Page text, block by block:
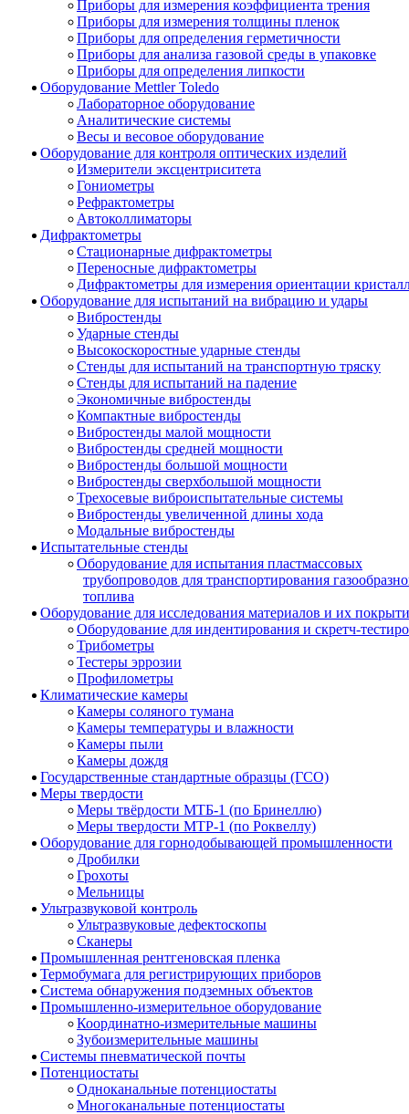
Приборы для измерения коэффициента трения
Приборы для измерения толщины пленок
Приборы для определения герметичности
Приборы для анализа газовой среды в упаковке
Приборы для определения липкости
Оборудование Mettler Toledo
Лабораторное оборудование
Аналитические системы
Весы и весовое оборудование
Оборудование для контроля оптических изделий
Измерители эксцентриситета
Гониометры
Рефрактометры
Автоколлиматоры
Дифрактометры
Стационарные дифрактометры
Переносные дифрактометры
Дифрактометры для измерения ориентации
Оборудование для испытаний на вибрацию и удары
Вибростенды
Ударные стенды
Высокоскоростные ударные стенды
Стенды для испытаний на транспортную тряску
Стенды для испытаний на падение
Экономичные вибростенды
Компактные вибростенды
Вибростенды малой мощности
Вибростенды средней мощности
Вибростенды большой мощности
Вибростенды сверхбольшой мощности
Трехосевые виброиспытательные системы
Вибростенды увеличенной длины хода
Модальные вибростенды
Испытательные стенды
Оборудование для испытания пластмассовых
трубопроводов для транспортирования
топлива
Оборудование для исследования материалов и их
Оборудование для индентирования и скретч-
Трибометры
Тестеры эррозии
Профилометры
Климатические камеры
Камеры соляного тумана
Камеры температуры и влажности
Камеры пыли
Камеры дождя
Государственные стандартные образцы (ГСО)
Меры твердости
Меры твёрдости МТБ-1 (по Бринеллю)
Меры твердости МТР-1 (по Роквеллу)
Оборудование для горнодобывающей промышленности
Дробилки
Грохоты
Мельницы
Ультразвуковой контроль
Ультразвуковые дефектоскопы
Сканеры
Промышленная рентгеновская пленка
Термобумага для регистрирующих приборов
Система обнаружения подземных объектов
Промышленно-измерительное оборудование
Координатно-измерительные машины
Зубоизмерительные машины
Системы пневматической почты
Потенциостаты
Одноканальные потенциостаты
Многоканальные потенциостаты